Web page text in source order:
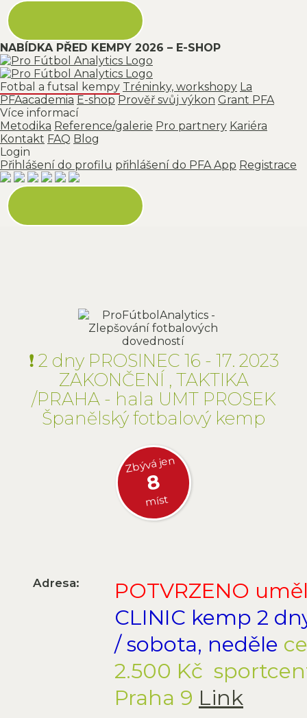
NABÍDKA PŘED KEMPY 2026 – E-SHOP
Fotbal a futsal kempy Tréninky, workshopy La
PFAacademia E-shop Prověř svůj výkon Grant PFA
Více informací
Metodika Reference/galerie Pro partnery Kariéra
Kontakt FAQ Blog
Login
Přihlášení do profilu přihlášení do PFA App Registrace
❗ 2 dny PROSINEC 16 - 17. 2023
ZAKONČENÍ , TAKTIKA
/PRAHA - hala UMT PROSEK
Španělský fotbalový kemp
Zbývá jen
8
míst
Adresa:
POTVRZENO
CLINIC kemp 2
/ sobota, neděle
2.500 Kč
Praha 9 Link